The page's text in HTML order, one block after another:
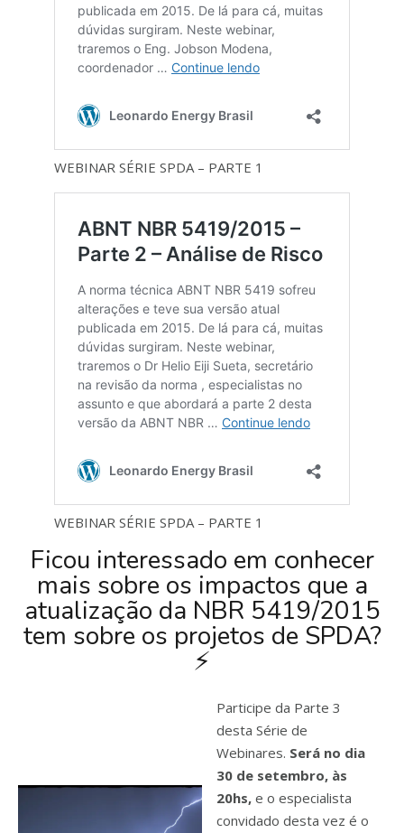
WEBINAR SÉRIE SPDA – PARTE 1
WEBINAR SÉRIE SPDA – PARTE 1
Ficou interessado em conhecer
mais sobre os impactos que a
atualização da NBR 5419/2015
tem sobre os projetos de SPDA?
⚡
Participe da Parte 3
desta Série de
Webinares. Será no dia
30 de setembro, às
20hs, e o especialista
convidado desta vez é o